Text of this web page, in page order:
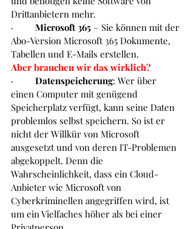
Drittanbietern mehr.
· Microsoft 365 – Sie können mit der
Abo-Version Microsoft 365 Dokumente,
Tabellen und E-Mails erstellen.
Aber brauchen wir das wirklich?
· Datenspeicherung: Wer über
einen Computer mit genügend
Speicherplatz verfügt, kann seine Daten
problemlos selbst speichern. So ist er
nicht der Willkür von Microsoft
ausgesetzt und von deren IT-Problemen
abgekoppelt. Denn die
Wahrscheinlichkeit, dass ein Cloud-
Anbieter wie Microsoft von
Cyberkriminellen angegriffen wird, ist
um ein Vielfaches höher als bei einer